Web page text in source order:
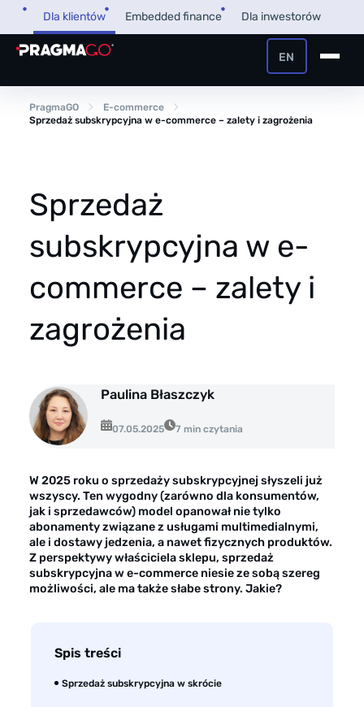
Przejdź
treści
Dla klientów Embedded finance Dla inwestorów
Pożyczka dla firm
PragmaPay
Poradnik
FAQ
O firmie
Case study klientów
Dla mediów
EN
+48 32 450 02 22
PragmaGO
E-commerce
Sprzedaż subskrypcyjna w e-commerce – zalety i zagrożenia
Sprzedaż
subskrypcyjna w e-
commerce – zalety i
zagrożenia
Paulina Błaszczyk
07.05.2025 7 min czytania
W 2025 roku o sprzedaży subskrypcyjnej słyszeli już
wszyscy. Ten wygodny (zarówno dla konsumentów,
jak i sprzedawców) model opanował nie tylko
abonamenty związane z usługami multimedialnymi,
ale i dostawy jedzenia, a nawet fizycznych produktów.
Z perspektywy właściciela sklepu, sprzedaż
subskrypcyjna w e-commerce niesie ze sobą szereg
możliwości, ale ma także słabe strony. Jakie?
Spis treści
Sprzedaż subskrypcyjna w skrócie